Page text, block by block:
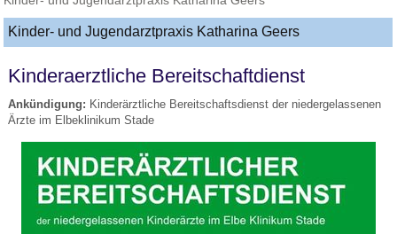
Kinder- und Jugendarztpraxis Katharina Geers
Kinderaerztliche Bereitschaftdienst
Ankündigung: Kinderärztliche Bereitschaftsdienst der niedergelassenen
Ärzte im Elbeklinikum Stade